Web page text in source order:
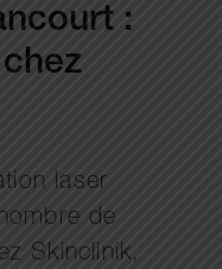
:
laser
de
Skinclinik,